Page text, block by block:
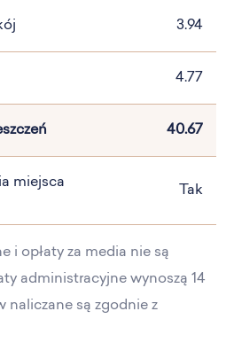
3.94
4.77
40.67
miejsca
Tak
i opłaty za media nie są
administracyjne wynoszą 14
naliczane są zgodnie z